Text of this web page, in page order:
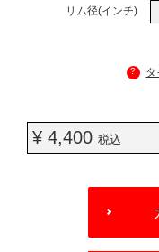
リム径(インチ)
? タ
¥ 4,400 税込
OPTIONS